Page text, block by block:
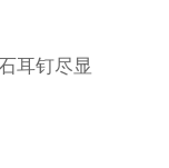
耳钉尽显